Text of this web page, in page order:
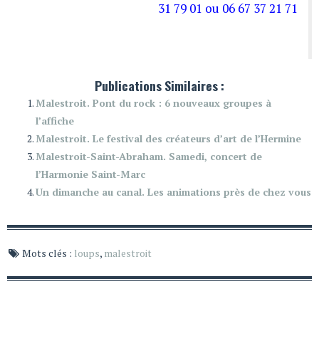
31 79 01 ou 06 67 37 21 71
Publications Similaires :
Malestroit. Pont du rock : 6 nouveaux groupes à
l’affiche
Malestroit. Le festival des créateurs d’art de l’Hermine
Malestroit-Saint-Abraham. Samedi, concert de
l’Harmonie Saint-Marc
Un dimanche au canal. Les animations près de chez vous
Mots clés : loups, malestroit